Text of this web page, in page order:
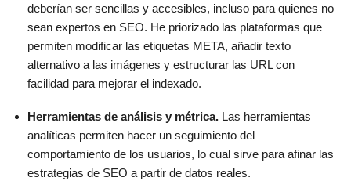
deberían ser sencillas y accesibles, incluso para quienes no
sean expertos en SEO. He priorizado las plataformas que
permiten modificar las etiquetas META, añadir texto
alternativo a las imágenes y estructurar las URL con
facilidad para mejorar el indexado.
Herramientas de análisis y métrica. Las herramientas
analíticas permiten hacer un seguimiento del
comportamiento de los usuarios, lo cual sirve para afinar las
estrategias de SEO a partir de datos reales.